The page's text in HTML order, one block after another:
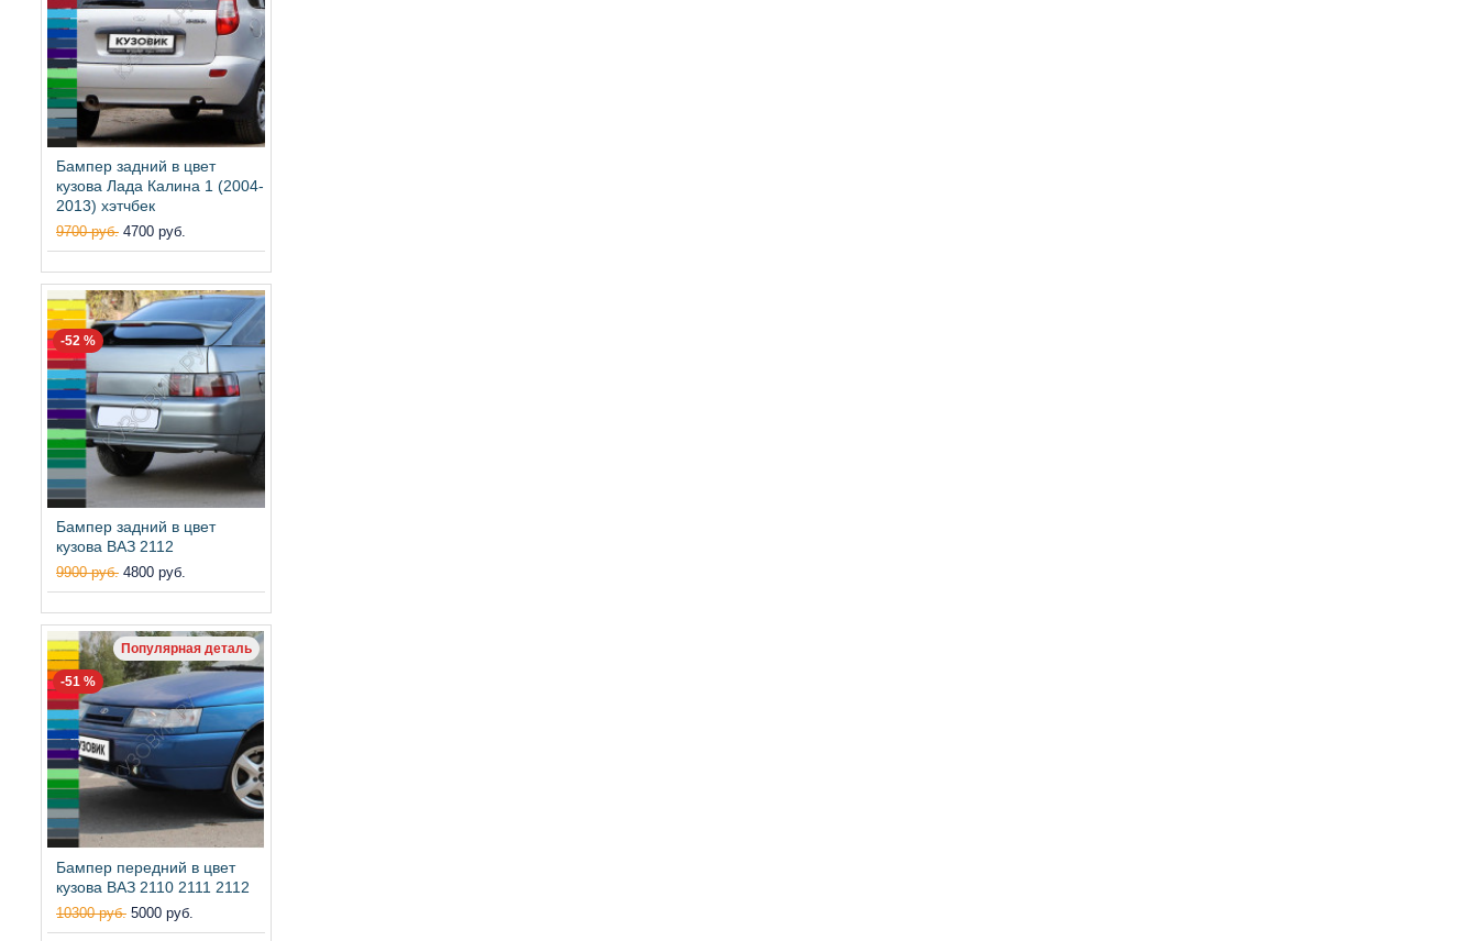
Бампер задний в цвет
кузова Лада Калина 1 (2004-
2013) хэтчбек
9700 руб. 4700 руб.
-52 %
Бампер задний в цвет
кузова ВАЗ 2112
9900 руб. 4800 руб.
Популярная деталь
-51 %
Бампер передний в цвет
кузова ВАЗ 2110 2111 2112
10300 руб. 5000 руб.